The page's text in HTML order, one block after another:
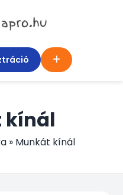
kínál
» Munkát kínál